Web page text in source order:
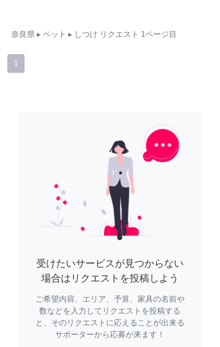
奈良県 ▸ ペット ▸ しつけ リクエスト 1ページ目
1
受けたいサービスが見つからない
場合はリクエストを投稿しよう
ご希望内容、エリア、予算、家具の名前や
数などを入力してリクエストを投稿する
と、そのリクエストに応えることが出来る
サポーターから応募が来ます！